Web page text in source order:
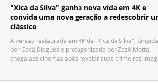
"Xica da Silva" ganha nova vida em 4K e
convida uma nova geração a redescobrir um
clássico
A versão restaurada em 4K de "Xica da Silva", dirigida
por Cacá Diegues e protagonizada por Zezé Motta,
chega aos cinemas após revelar suas primeiras